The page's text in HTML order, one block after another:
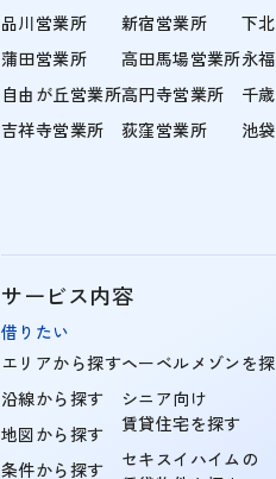
品川営業所
蒲田営業所
自由が丘営業所
吉祥寺営業所
新宿営業所
高田馬場営業所
高円寺営業所
荻窪営業所
下
永
千
池
サービス内容
借りたい
エリアから探す
沿線から探す
地図から探す
条件から探す
ヘーベルメゾンを
シニア向け
賃貸住宅を探す
セキスイハイムの